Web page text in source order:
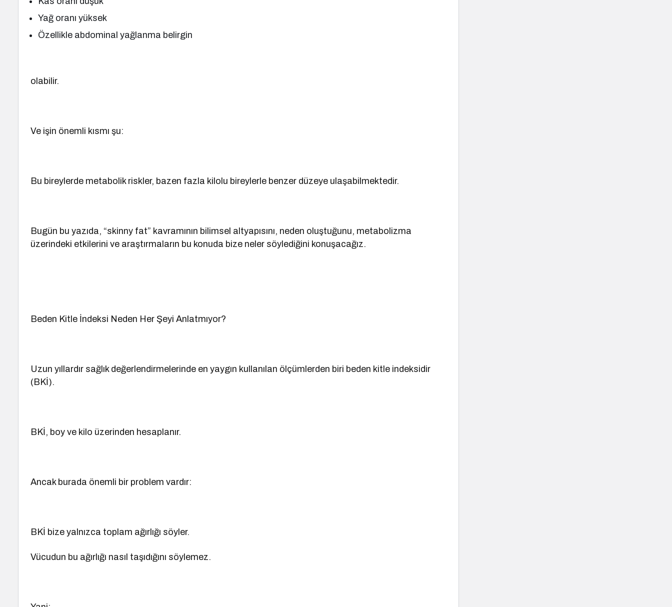
Yağ oranı yüksek
Özellikle abdominal yağlanma belirgin
olabilir.
Ve işin önemli kısmı şu:
Bu bireylerde metabolik riskler, bazen fazla kilolu bireylerle benzer düzeye ulaşabilmektedir.
Bugün bu yazıda, “skinny fat” kavramının bilimsel altyapısını, neden oluştuğunu, metabolizma
üzerindeki etkilerini ve araştırmaların bu konuda bize neler söylediğini konuşacağız.
Beden Kitle İndeksi Neden Her Şeyi Anlatmıyor?
Uzun yıllardır sağlık değerlendirmelerinde en yaygın kullanılan ölçümlerden biri beden kitle indeksidir
(BKİ).
BKİ, boy ve kilo üzerinden hesaplanır.
Ancak burada önemli bir problem vardır:
BKİ bize yalnızca toplam ağırlığı söyler.
Vücudun bu ağırlığı nasıl taşıdığını söylemez.